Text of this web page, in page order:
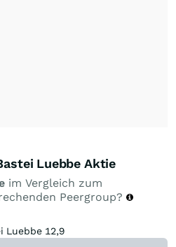
Luebbe Aktie
im Vergleich zum
Peergroup?
Luebbe 12,9